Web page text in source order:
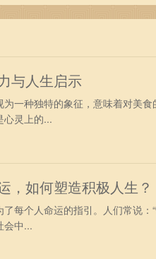
与人生启示
一种独特的象征，意味着对美
心灵上的...
，如何塑造积极人生？
每个人命运的指引。人们常说
会中...